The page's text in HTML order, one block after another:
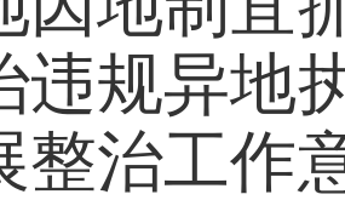
违规异地
整治工作